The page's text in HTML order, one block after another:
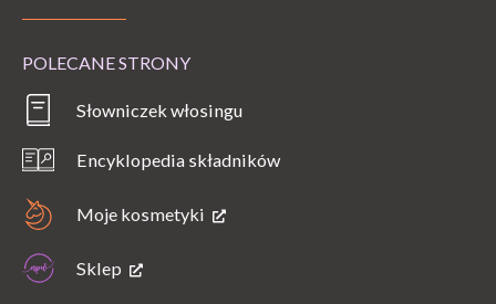
POLECANE STRONY
Słowniczek włosingu
Encyklopedia składników
Moje kosmetyki
Sklep